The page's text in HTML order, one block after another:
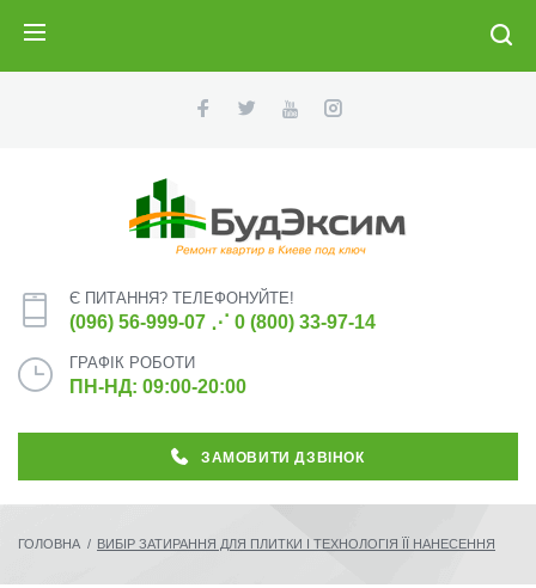
Є ПИТАННЯ? ТЕЛЕФОНУЙТЕ!
(096) 56-999-07 ⋰ 0 (800) 33-97-14
ГРАФІК РОБОТИ
ПН-НД: 09:00-20:00
ЗАМОВИТИ ДЗВІНОК
ГОЛОВНА / ВИБІР ЗАТИРАННЯ ДЛЯ ПЛИТКИ І ТЕХНОЛОГІЯ ЇЇ НАНЕСЕННЯ